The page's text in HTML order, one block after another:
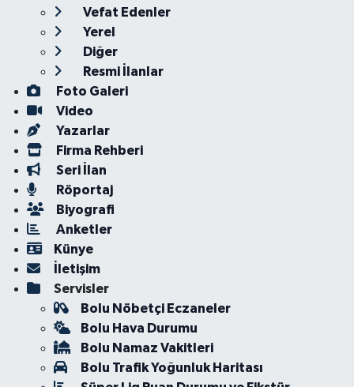
Vefat Edenler
Yerel
Diğer
Resmi İlanlar
Foto Galeri
Video
Yazarlar
Firma Rehberi
Seri İlan
Röportaj
Biyografi
Anketler
Künye
İletişim
Servisler
Bolu Nöbetçi Eczaneler
Bolu Hava Durumu
Bolu Namaz Vakitleri
Bolu Trafik Yoğunluk Haritası